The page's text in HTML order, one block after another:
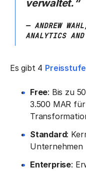
verwaltet.“
— ANDREW
ANALYTICS
Es gibt 4
Free: Bis zu
3.500 MAR
Standard:
Unternehmen
Enterprise: